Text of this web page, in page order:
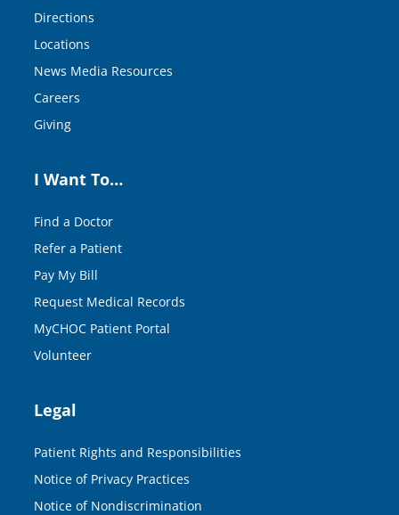
Directions
Locations
News Media Resources
Careers
Giving
I Want To…
Find a Doctor
Refer a Patient
Pay My Bill
Request Medical Records
MyCHOC Patient Portal
Volunteer
Legal
Patient Rights and Responsibilities
Notice of Privacy Practices
Notice of Nondiscrimination